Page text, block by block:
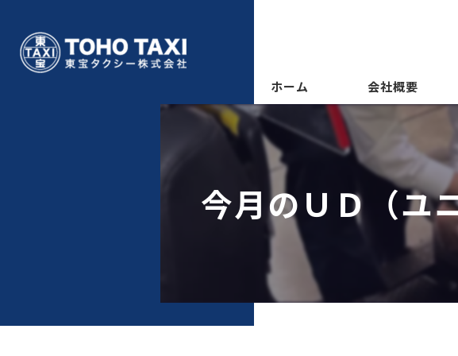
ホーム 会社概要
ビジョン
事業案内
今月のＵＤ（ユ